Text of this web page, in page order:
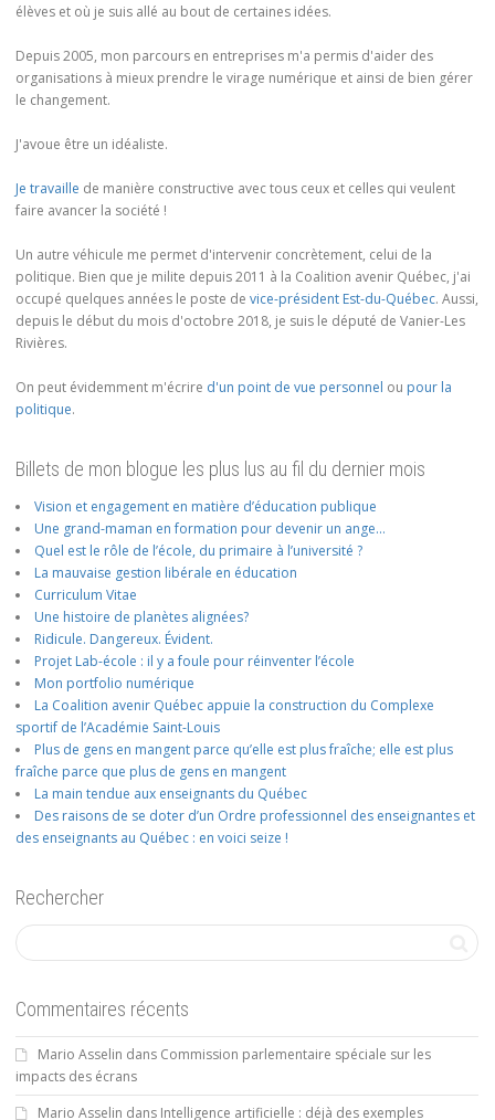
élèves et où je suis allé au bout de certaines idées.
Depuis 2005, mon parcours en entreprises m'a permis d'aider des
organisations à mieux prendre le virage numérique et ainsi de bien gérer
le changement.
J'avoue être un idéaliste.
Je travaille de manière constructive avec tous ceux et celles qui veulent
faire avancer la société !
Un autre véhicule me permet d'intervenir concrètement, celui de la
politique. Bien que je milite depuis 2011 à la Coalition avenir Québec, j'ai
occupé quelques années le poste de vice-président Est-du-Québec. Aussi,
depuis le début du mois d'octobre 2018, je suis le député de Vanier-Les
Rivières.
On peut évidemment m'écrire d'un point de vue personnel ou pour la
politique.
Billets de mon blogue les plus lus au fil du dernier mois
Vision et engagement en matière d’éducation publique
Une grand-maman en formation pour devenir un ange…
Quel est le rôle de l’école, du primaire à l’université ?
La mauvaise gestion libérale en éducation
Curriculum Vitae
Une histoire de planètes alignées?
Ridicule. Dangereux. Évident.
Projet Lab-école : il y a foule pour réinventer l’école
Mon portfolio numérique
La Coalition avenir Québec appuie la construction du Complexe
sportif de l’Académie Saint-Louis
Plus de gens en mangent parce qu’elle est plus fraîche; elle est plus
fraîche parce que plus de gens en mangent
La main tendue aux enseignants du Québec
Des raisons de se doter d’un Ordre professionnel des enseignantes et
des enseignants au Québec : en voici seize !
Rechercher
Commentaires récents
Mario Asselin dans Commission parlementaire spéciale sur les
impacts des écrans
Mario Asselin dans Intelligence artificielle : déjà des exemples